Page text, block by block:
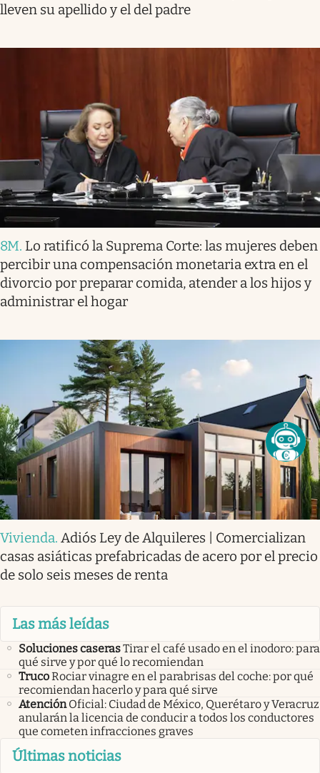
lleven su apellido y el del padre
8M. Lo ratificó la Suprema Corte: las mujeres deben
percibir una compensación monetaria extra en el
divorcio por preparar comida, atender a los hijos y
administrar el hogar
Vivienda. Adiós Ley de Alquileres | Comercializan
casas asiáticas prefabricadas de acero por el precio
de solo seis meses de renta
Las más leídas
Soluciones caserasTirar el café usado en el inodoro: para
qué sirve y por qué lo recomiendan
TrucoRociar vinagre en el parabrisas del coche: por qué
recomiendan hacerlo y para qué sirve
Atención Oficial: Ciudad de México, Querétaro y Veracruz
anularán la licencia de conducir a todos los conductores
que cometen infracciones graves
Últimas noticias